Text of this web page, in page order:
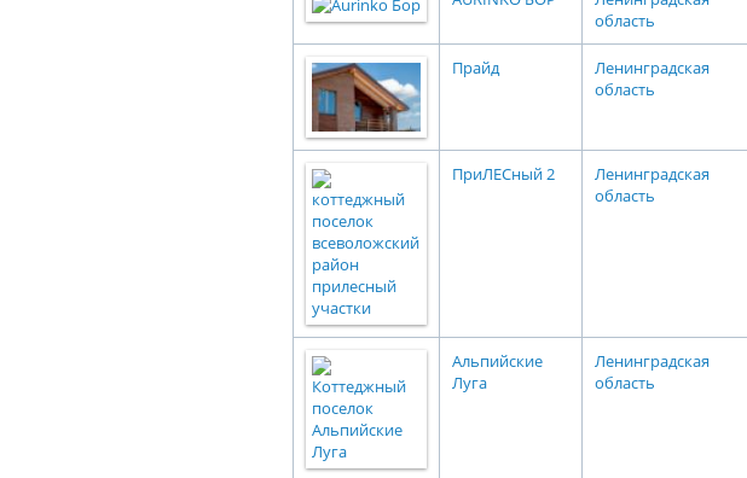
область
Прайд
Ленинградская
область
ПриЛЕСный 2
Ленинградская
область
Альпийские
Луга
Ленинградская
область